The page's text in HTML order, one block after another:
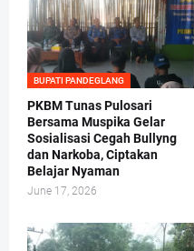
BUPATI PANDEGLANG
PKBM Tunas Pulosari
Bersama Muspika Gelar
Sosialisasi Cegah Bullyng
dan Narkoba, Ciptakan
Belajar Nyaman
June 17, 2026